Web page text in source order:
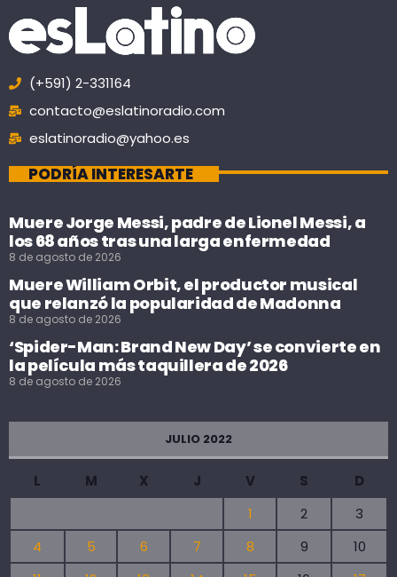
(+591) 2-331164
contacto@eslatinoradio.com
eslatinoradio@yahoo.es
PODRÍA INTERESARTE
Muere Jorge Messi, padre de Lionel Messi, a
los 68 años tras una larga enfermedad
8 de agosto de 2026
Muere William Orbit, el productor musical
que relanzó la popularidad de Madonna
8 de agosto de 2026
‘Spider-Man: Brand New Day’ se convierte en
la película más taquillera de 2026
8 de agosto de 2026
JULIO 2022
L M X J V S
D
1
2
3
4
5 6 7 8 9
10